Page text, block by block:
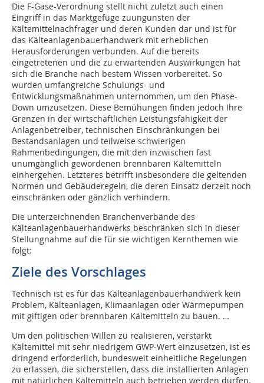
Die F-Gase-Verordnung stellt nicht zuletzt auch einen
Eingriff in das Marktgefüge zuungunsten der
Kältemittelnachfrager und deren Kunden dar und ist für
das Kälteanlagenbauerhandwerk mit erheblichen
Herausforderungen verbunden. Auf die bereits
eingetretenen und die zu erwartenden Auswirkungen hat
sich die Branche nach bestem Wissen vorbereitet. So
wurden umfangreiche Schulungs- und
Entwicklungsmaßnahmen unternommen, um den Phase-
Down umzusetzen. Diese Bemühungen finden jedoch Ihre
Grenzen in der wirtschaftlichen Leistungsfähigkeit der
Anlagenbetreiber, technischen Einschränkungen bei
Bestandsanlagen und teilweise schwierigen
Rahmenbedingungen, die mit den inzwischen fast
unumgänglich gewordenen brennbaren Kältemitteln
einhergehen. Letzteres betrifft insbesondere die geltenden
Normen und Gebäuderegeln, die deren Einsatz derzeit noch
einschränken oder gänzlich verhindern.
Die unterzeichnenden Branchenverbände des
Kälteanlagenbauerhandwerks beschränken sich in dieser
Stellungnahme auf die für sie wichtigen Kernthemen wie
folgt:
Ziele des Vorschlages
Technisch ist es für das Kälteanlagenbauerhandwerk kein
Problem, Kälteanlagen, Klimaanlagen oder Wärmepumpen
mit giftigen oder brennbaren Kältemitteln zu bauen. …
Um den politischen Willen zu realisieren, verstärkt
Kältemittel mit sehr niedrigem GWP-Wert einzusetzen, ist es
dringend erforderlich, bundesweit einheitliche Regelungen
zu erlassen, die sicherstellen, dass die installierten Anlagen
mit natürlichen Kältemitteln auch betrieben werden dürfen.